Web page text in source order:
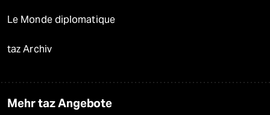
Le Monde diplomatique
taz Archiv
Mehr taz Angebote